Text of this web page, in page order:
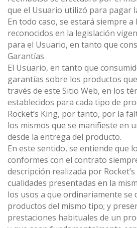
que el Usuario utilizó para pagar
En todo caso, se estará siempre a
reconocidos en la legislación
para el Usuario, en tanto que
Garantías
El Usuario, en tanto que
garantías sobre los productos
través de este Sitio Web, en los
establecidos para cada tipo de
Rocket’s King, por tanto, por la
los mismos que se manifieste en
desde la entrega del producto.
En este sentido, se entiende que
conformes con el contrato
descripción realizada por
cualidades presentadas en la
los usos a que ordinariamente se
productos del mismo tipo; y
prestaciones habituales de un